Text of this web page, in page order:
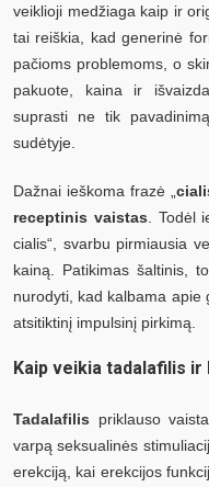
veiklioji medžiaga kaip ir
tai reiškia, kad generinė
pačioms problemoms, o
pakuote, kaina ir
suprasti ne tik
sudėtyje.
Dažnai ieškoma frazė „
receptinis vaistas . Todėl
cialis“, svarbu pirmiausia
kainą. Patikimas šaltinis,
nurodyti, kad kalbama
atsitiktinį impulsinį pirkimą.
Kaip veikia tadalafilis
Tadalafilis priklauso
varpą seksualinės
erekciją, kai erekcijos